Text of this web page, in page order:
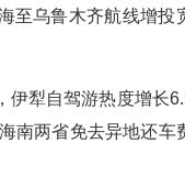
至乌鲁木齐航线增投
伊犁自驾游热度增长
南两省免去异地还车